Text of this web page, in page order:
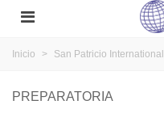
Inicio > San Patricio
PREPARATORIA